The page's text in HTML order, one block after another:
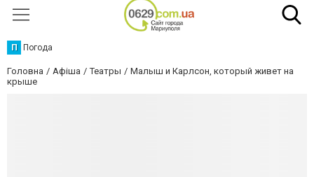
П Погода
Головна Афіша Театры
Малыш и Карлсон, который живет на
крыше